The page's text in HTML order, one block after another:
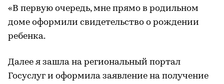
«В первую очередь, мне прямо в родильном
доме оформили свидетельство о рождении
ребенка.
Далее я зашла на региональный портал
Госуслуг и оформила заявление на получение